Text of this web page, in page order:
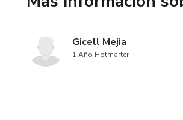
Gicell Mejia
1 Año Hotmarter